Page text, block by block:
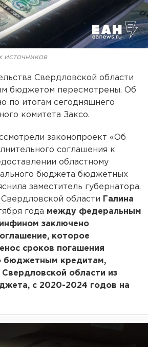
источников
Свердловской области
бюджетом пересмотрены. Об
по итогам сегодняшнего
комитета Заксо.
законопроект «Об
соглашения к
областному
бюджета бюджетных
заместитель губернатора,
области
Галина
года между федеральным
заключено
которое
сроков погашения
бюджетным кредитам,
области из
с 2020-2024 годов на